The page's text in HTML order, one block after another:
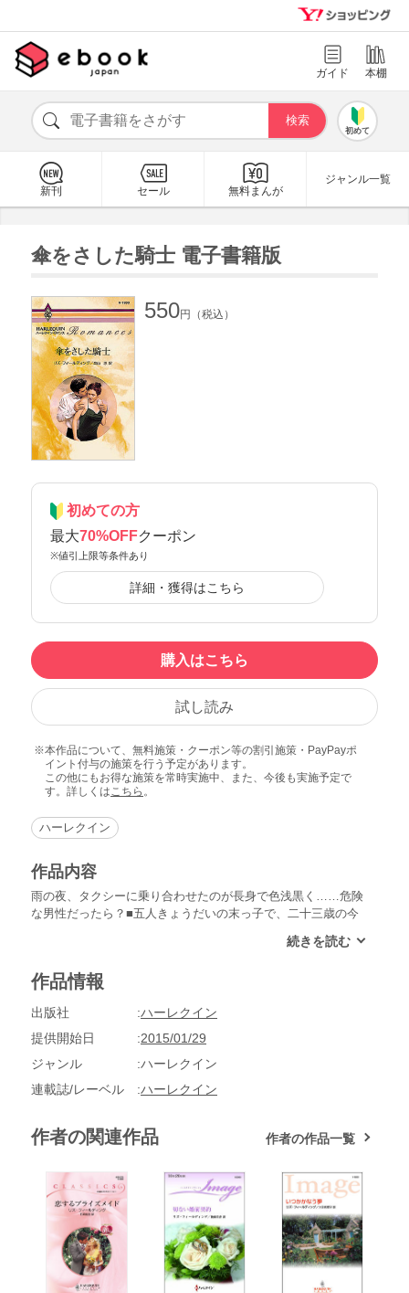
ガイド 本棚
初めて
新刊 セール 無料まんが
ジャンル一覧
傘をさした騎士 電子書籍版
550円（税込）
初めての方
最大70%OFFクーポン
※値引上限等条件あり
詳細・獲得はこちら
購入はこちら
試し読み
本作品について、無料施策・クーポン等の割引施策・PayPayポ
イント付与の施策を行う予定があります。
この他にもお得な施策を常時実施中、また、今後も実施予定で
す。詳しくはこちら 。
ハーレクイン
作品内容
雨の夜、タクシーに乗り合わせたのが長身で色浅黒く……危険
な男性だったら？■五人きょうだいの末っ子で、二十三歳の今
大いに気に入っている。隣家にはハンサムで優しいドンが住ん
だ。ドンだって私以外の相手は考えられないはず、と信じてい
る。ドンは引きとめるそぶりも見せてくれなかった。失意のフ
ィリーを、ロンドン到着早々立て続けに災難が襲った。地下鉄
のほうが先だと言い張る男性に阻まれてしまう。偶然にも――
あるいは運命なのか、その男性はこれから彼女が暮らすフラッ
作品情報
出版社
ハーレクイン
提供開始日
2015/01/29
ジャンル
ハーレクイン
連載誌/レーベル
ハーレクイン
作者の関連作品 作者の作品一覧